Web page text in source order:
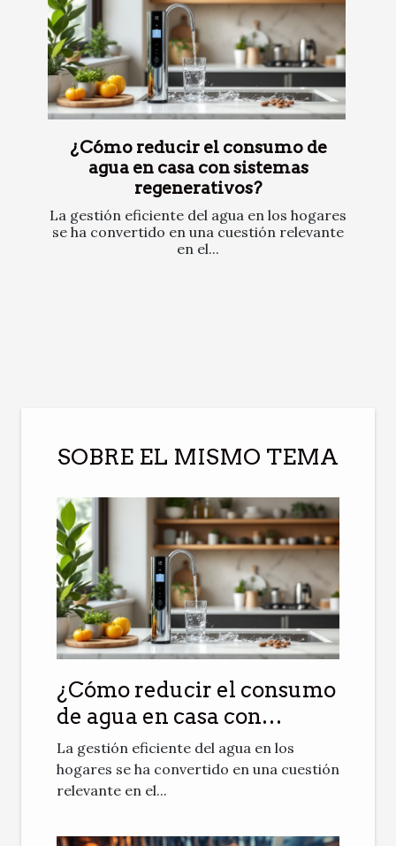
¿Cómo reducir el consumo de
agua en casa con sistemas
regenerativos?
La gestión eficiente del agua en los hogares
se ha convertido en una cuestión relevante
en el...
SOBRE EL MISMO TEMA
¿Cómo reducir el consumo
de agua en casa con
sistemas regenerativos?
La gestión eficiente del agua en los
hogares se ha convertido en una cuestión
relevante en el...